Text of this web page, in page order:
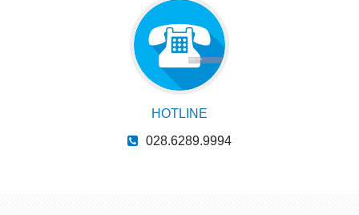
HOTLINE
028.6289.9994